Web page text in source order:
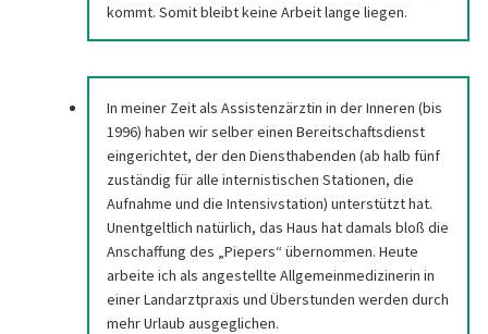
kommt. Somit bleibt keine Arbeit lange liegen.
In meiner Zeit als Assistenzärztin in der Inneren (bis
1996) haben wir selber einen Bereitschaftsdienst
eingerichtet, der den Diensthabenden (ab halb fünf
zuständig für alle internistischen Stationen, die
Aufnahme und die Intensivstation) unterstützt hat.
Unentgeltlich natürlich, das Haus hat damals bloß die
Anschaffung des „Piepers“ übernommen. Heute
arbeite ich als angestellte Allgemeinmedizinerin in
einer Landarztpraxis und Überstunden werden durch
mehr Urlaub ausgeglichen.